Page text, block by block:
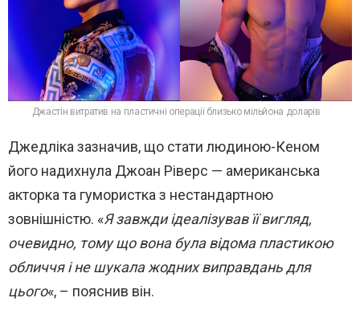
Джастін витратив на пластичні операції близько мільйона доларів
Джедліка зазначив, що стати людиною-Кеном
його надихнула Джоан Ріверс — американська
акторка та гумористка з нестандартною
зовнішністю. «Я завжди ідеалізував її вигляд,
очевидно, тому що вона була відома пластикою
обличчя і не шукала жодних виправдань для
цього«, – пояснив він.